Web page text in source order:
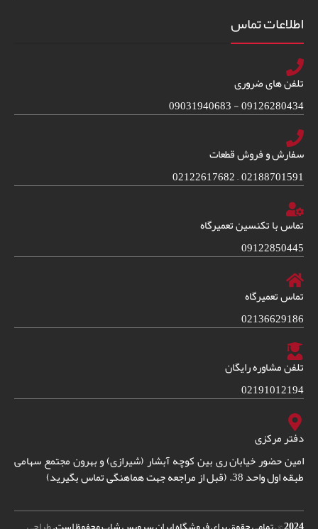
اطلاعات تماس
تلفن های ضروری
09126280434 - 09031940683
سفارش و فروش قطعات
02188701591 – 02122617682
تماس با تکنسین تعمیرگاه
09122850445
تماس تعمیرگاه
02136629186
تلفن مشاوره رایگان
02191012194
دفتر مرکزی
امین حضور خیابان ری بین کوچه آبشار (شیرازی) و بهرون مجتمع سهامی
طبقه اول واحد 38. (قبل از مراجعه جهت هماهنگی تماس بگیرید)